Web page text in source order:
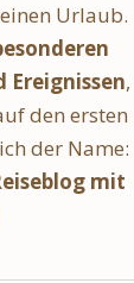
Urlaub.
Ereignissen,
den ersten
der Name:
mit